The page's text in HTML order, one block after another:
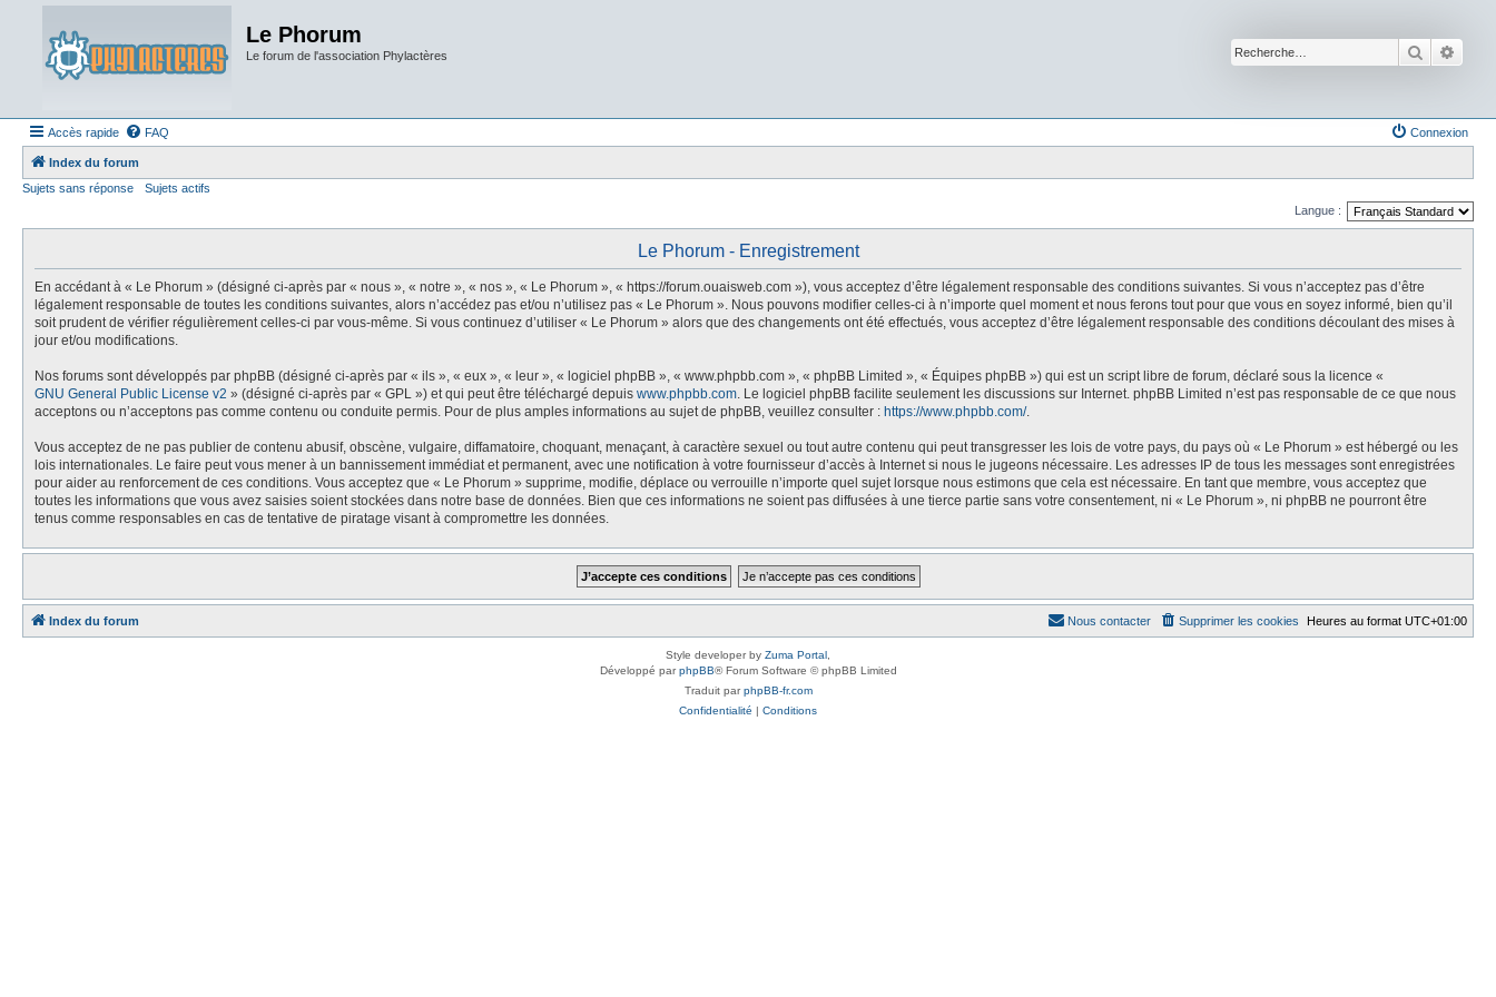
Le Phorum
Le forum de l'association Phylactères
Accès rapide FAQ Connexion
Index du forum
Sujets sans réponse
Sujets actifs
Langue :
Le Phorum - Enregistrement
En accédant à « Le Phorum » (désigné ci-après par « nous », « notre », « nos », « Le Phorum », « https://forum.ouaisweb.com »), vous acceptez d’être légalement responsable des conditions suivantes. Si vous n’acceptez pas d’être
légalement responsable de toutes les conditions suivantes, alors n’accédez pas et/ou n’utilisez pas « Le Phorum ». Nous pouvons modifier celles-ci à n’importe quel moment et nous ferons tout pour que vous en soyez informé, bien qu’il
soit prudent de vérifier régulièrement celles-ci par vous-même. Si vous continuez d’utiliser « Le Phorum » alors que des changements ont été effectués, vous acceptez d’être légalement responsable des conditions découlant des mises à
jour et/ou modifications.
Nos forums sont développés par phpBB (désigné ci-après par « ils », « eux », « leur », « logiciel phpBB », « www.phpbb.com », « phpBB Limited », « Équipes phpBB ») qui est un script libre de forum, déclaré sous la licence «
GNU General Public License v2 » (désigné ci-après par « GPL ») et qui peut être téléchargé depuis www.phpbb.com . Le logiciel phpBB facilite seulement les discussions sur Internet. phpBB Limited n’est pas responsable de ce que nous
acceptons ou n’acceptons pas comme contenu ou conduite permis. Pour de plus amples informations au sujet de phpBB, veuillez consulter : https://www.phpbb.com/.
Vous acceptez de ne pas publier de contenu abusif, obscène, vulgaire, diffamatoire, choquant, menaçant, à caractère sexuel ou tout autre contenu qui peut transgresser les lois de votre pays, du pays où « Le Phorum » est hébergé ou les
lois internationales. Le faire peut vous mener à un bannissement immédiat et permanent, avec une notification à votre fournisseur d’accès à Internet si nous le jugeons nécessaire. Les adresses IP de tous les messages sont enregistrées
pour aider au renforcement de ces conditions. Vous acceptez que « Le Phorum » supprime, modifie, déplace ou verrouille n’importe quel sujet lorsque nous estimons que cela est nécessaire. En tant que membre, vous acceptez que
toutes les informations que vous avez saisies soient stockées dans notre base de données. Bien que ces informations ne soient pas diffusées à une tierce partie sans votre consentement, ni « Le Phorum », ni phpBB ne pourront être
tenus comme responsables en cas de tentative de piratage visant à compromettre les données.
Index du forum Heures au format UTC+01:00
Supprimer les cookies
Nous contacter
Style developer by Zuma Portal
Développé parphpBB® Forum Software © phpBB Limited
Traduit parphpBB-fr.com
Confidentialité | Conditions